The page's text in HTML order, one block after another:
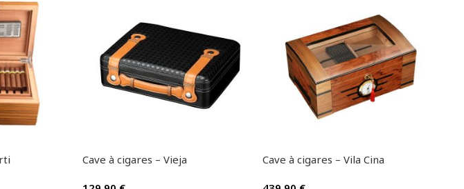
Cave à cigares – Vieja Cave à cigares – Vila Cina